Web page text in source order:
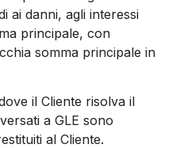
ai danni, agli interessi
principale, con
somma principale in
il Cliente risolva il
a GLE sono
al Cliente.